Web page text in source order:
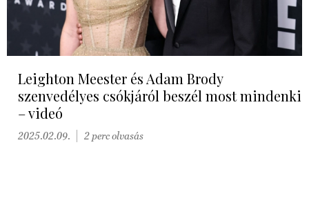
Leighton Meester és Adam Brody
szenvedélyes csókjáról beszél most mindenki
– videó
2025.02.09. 2 perc olvasás